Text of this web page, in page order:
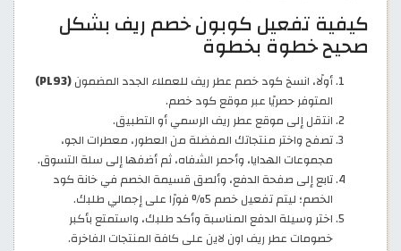
كيفية تفعيل كوبون خصم ريف بشكل
صحيح خطوة بخطوة
أولًا، انسخ كود خصم عطر ريف للعملاء الجدد المضمون(PL93)
المتوفر حصريًا عبر موقع كود خصم.
انتقل إلى موقع عطر ريف الرسمي أو التطبيق.
تصفح واختر منتجاتك المفضلة من العطور، معطرات الجو،
مجموعات الهدايا، وأحمر الشفاه، ثم أضفها إلى سلة التسوق.
تابع إلى صفحة الدفع، وألصق قسيمة الخصم في خانة كود
الخصم؛ ليتم تفعيل خصم 5% فورًا على إجمالي طلبك.
اختر وسيلة الدفع المناسبة وأكد طلبك، واستمتع بأكبر
خصومات عطر ريف اون لاين على كافة المنتجات الفاخرة.